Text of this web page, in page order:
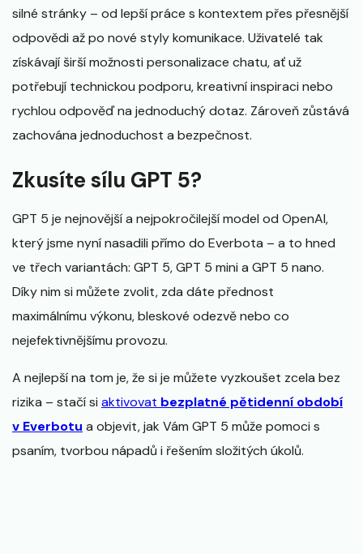
silné stránky – od lepší práce s kontextem přes přesnější
odpovědi až po nové styly komunikace. Uživatelé tak
získávají širší možnosti personalizace chatu, ať už
potřebují technickou podporu, kreativní inspiraci nebo
rychlou odpověď na jednoduchý dotaz. Zároveň zůstává
zachována jednoduchost a bezpečnost.
Zkusíte sílu GPT 5?
GPT 5 je nejnovější a nejpokročilejší model od OpenAI,
který jsme nyní nasadili přímo do Everbota – a to hned
ve třech variantách: GPT 5, GPT 5 mini a GPT 5 nano.
Díky nim si můžete zvolit, zda dáte přednost
maximálnímu výkonu, bleskové odezvě nebo co
nejefektivnějšímu provozu.
A nejlepší na tom je, že si je můžete vyzkoušet zcela bez
rizika – stačí si aktivovat bezplatné pětidenní období
v Everbotu a objevit, jak Vám GPT 5 může pomoci s
psaním, tvorbou nápadů i řešením složitých úkolů.